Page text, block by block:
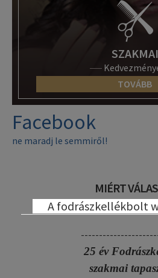
SZAKMAI
TOVÁBB
Facebook
ne maradj le semmiről!
MIÉRT
A fodrászkellékbolt
25 év
szakmai